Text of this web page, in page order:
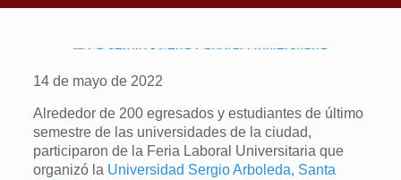
14 de mayo de 2022
Alrededor de 200 egresados y estudiantes de último
semestre de las universidades de la ciudad,
participaron de la Feria Laboral Universitaria que
organizó la Universidad Sergio Arboleda, Santa